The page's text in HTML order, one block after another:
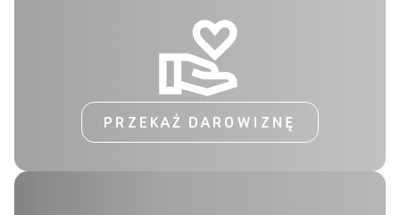
PRZEKAŻ DAROWIZNĘ